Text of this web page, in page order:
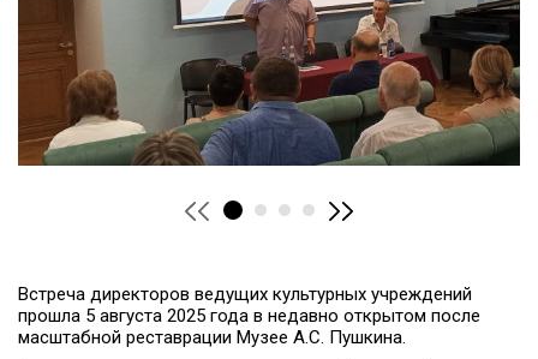
Встреча директоров ведущих культурных учреждений
прошла 5 августа 2025 года в недавно открытом после
масштабной реставрации Музее А.С. Пушкина.